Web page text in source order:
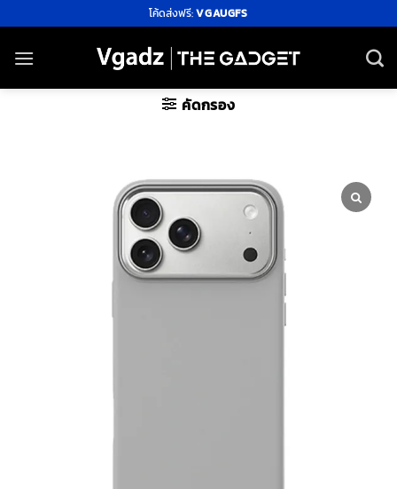
ไป
ยัง
โค้ดส่งฟรี:VGAUGFS
คัดกรอง